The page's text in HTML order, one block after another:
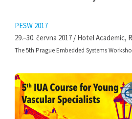
PESW 2017
29.–30. června 2017 / Hotel Academic,
The 5th Prague Embedded Systems